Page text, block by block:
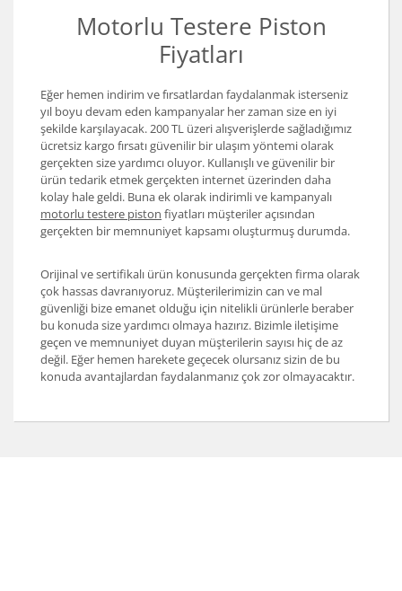
Motorlu Testere Piston
Fiyatları
Eğer hemen indirim ve fırsatlardan faydalanmak isterseniz
yıl boyu devam eden kampanyalar her zaman size en iyi
şekilde karşılayacak. 200 TL üzeri alışverişlerde sağladığımız
ücretsiz kargo fırsatı güvenilir bir ulaşım yöntemi olarak
gerçekten size yardımcı oluyor. Kullanışlı ve güvenilir bir
ürün tedarik etmek gerçekten internet üzerinden daha
kolay hale geldi. Buna ek olarak indirimli ve kampanyalı
motorlu testere piston fiyatları müşteriler açısından
gerçekten bir memnuniyet kapsamı oluşturmuş durumda.
Orijinal ve sertifikalı ürün konusunda gerçekten firma olarak
çok hassas davranıyoruz. Müşterilerimizin can ve mal
güvenliği bize emanet olduğu için nitelikli ürünlerle beraber
bu konuda size yardımcı olmaya hazırız. Bizimle iletişime
geçen ve memnuniyet duyan müşterilerin sayısı hiç de az
değil. Eğer hemen harekete geçecek olursanız sizin de bu
konuda avantajlardan faydalanmanız çok zor olmayacaktır.